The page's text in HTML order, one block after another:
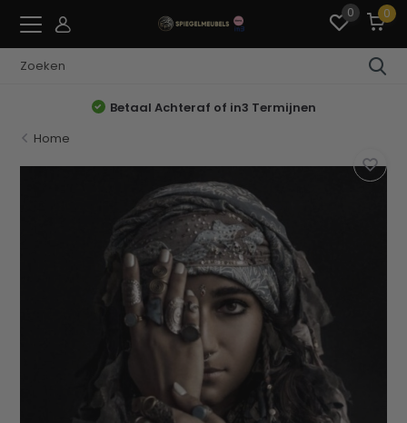
0 0
Betaal Achteraf of in3 Termijnen
Home